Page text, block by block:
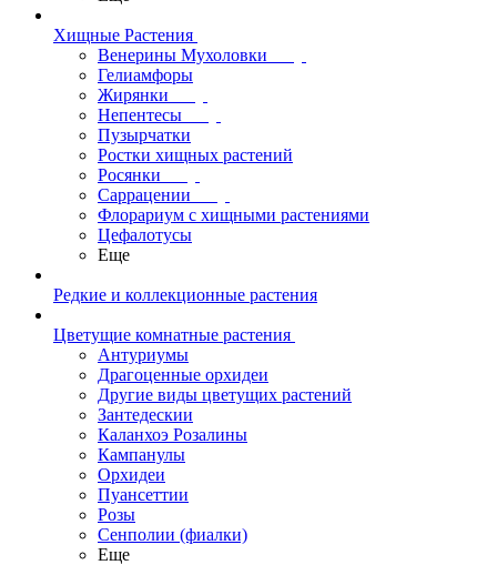
Хищные Растения
Венерины Мухоловки
Гелиамфоры
Жирянки
Непентесы
Пузырчатки
Ростки хищных растений
Росянки
Саррацении
Флорариум с хищными растениями
Цефалотусы
Еще
Редкие и коллекционные растения
Цветущие комнатные растения
Антуриумы
Драгоценные орхидеи
Другие виды цветущих растений
Зантедескии
Каланхоэ Розалины
Кампанулы
Орхидеи
Пуансеттии
Розы
Сенполии (фиалки)
Еще